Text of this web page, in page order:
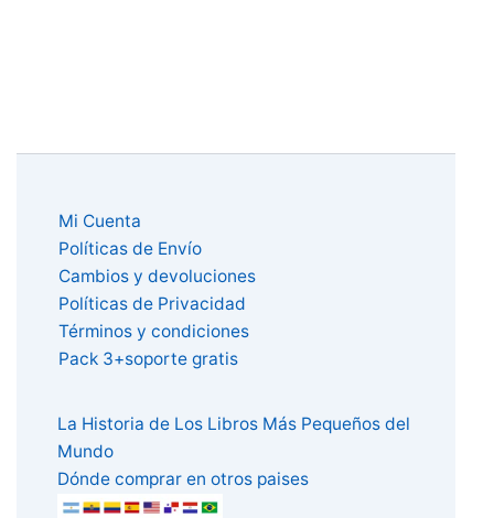
Mi Cuenta
Políticas de Envío
Cambios y devoluciones
Políticas de Privacidad
Términos y condiciones
Pack 3+soporte gratis
La Historia de Los Libros Más Pequeños del
Mundo
Dónde comprar en otros paises